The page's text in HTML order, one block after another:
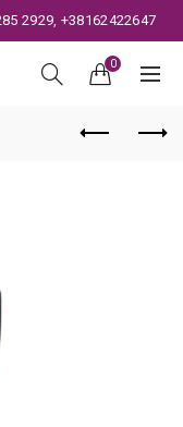
2929, +38162422647
0